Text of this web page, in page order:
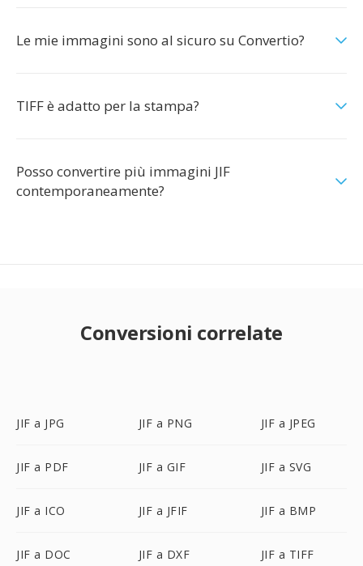
Le mie immagini sono al sicuro su Convertio?
TIFF è adatto per la stampa?
Posso convertire più immagini JIF
contemporaneamente?
Conversioni correlate
JIF a JPG JIF a PNG JIF a JPEG
JIF a PDF JIF a GIF JIF a SVG
JIF a ICO JIF a JFIF JIF a BMP
JIF a DOC JIF a DXF JIF a TIFF